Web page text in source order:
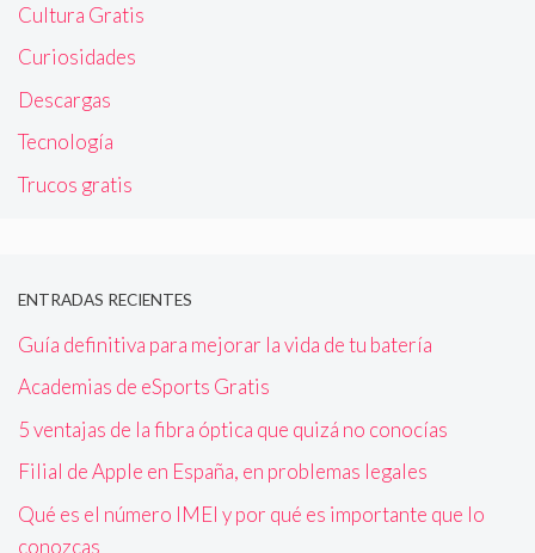
Cultura Gratis
Curiosidades
Descargas
Tecnología
Trucos gratis
ENTRADAS RECIENTES
Guía definitiva para mejorar la vida de tu batería
Academias de eSports Gratis
5 ventajas de la fibra óptica que quizá no conocías
Filial de Apple en España, en problemas legales
Qué es el número IMEI y por qué es importante que lo
conozcas